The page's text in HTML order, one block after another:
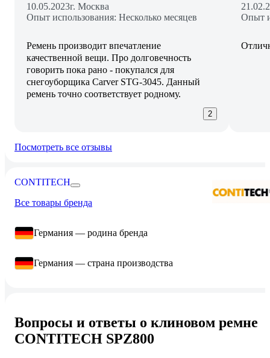
10.05.2023г. Москва
Опыт использования: Несколько месяцев
Ремень производит впечатление
качественной вещи. Про долговечность
говорить пока рано - покупался для
снегоуборщика Carver STG-3045. Данный
ремень точно соответствует родному.
2
Опыт
Посмотреть все отзывы
CONTITECH
Все товары бренда
Германия — родина бренда
Германия — страна производства
Вопросы и ответы о клиновом ремне
CONTITECH SPZ800